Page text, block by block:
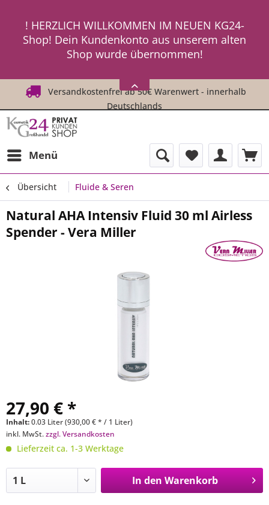
! HERZLICH WILLKOMMEN IM NEUEN KG24-
Shop! Dein Kundenkonto aus unserem alten
Shop wurde übernommen!
ein neues Passwort an ! ! !
Versandkostenfrei ab 50€ Warenwert - innerhalb
Deutschlands
Menü
Übersicht Fluide & Seren
Natural AHA Intensiv Fluid 30 ml Airless
Spender - Vera Miller
27,90 € *
Inhalt:0.03 Liter (930,00 € * / 1 Liter)
inkl. MwSt.zzgl. Versandkosten
Lieferzeit ca. 1-3 Werktage
In den Warenkorb